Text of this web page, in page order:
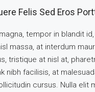
Felis Sed Eros
tempor in blandit id,
massa, at interdum
tristique at nisl at,
nibh facilisis, at
cursus. Nulla elit